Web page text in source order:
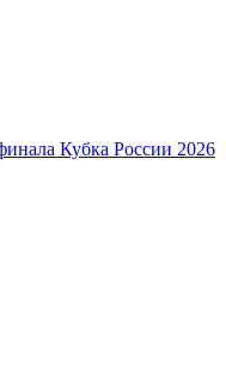
Кубка России 2026